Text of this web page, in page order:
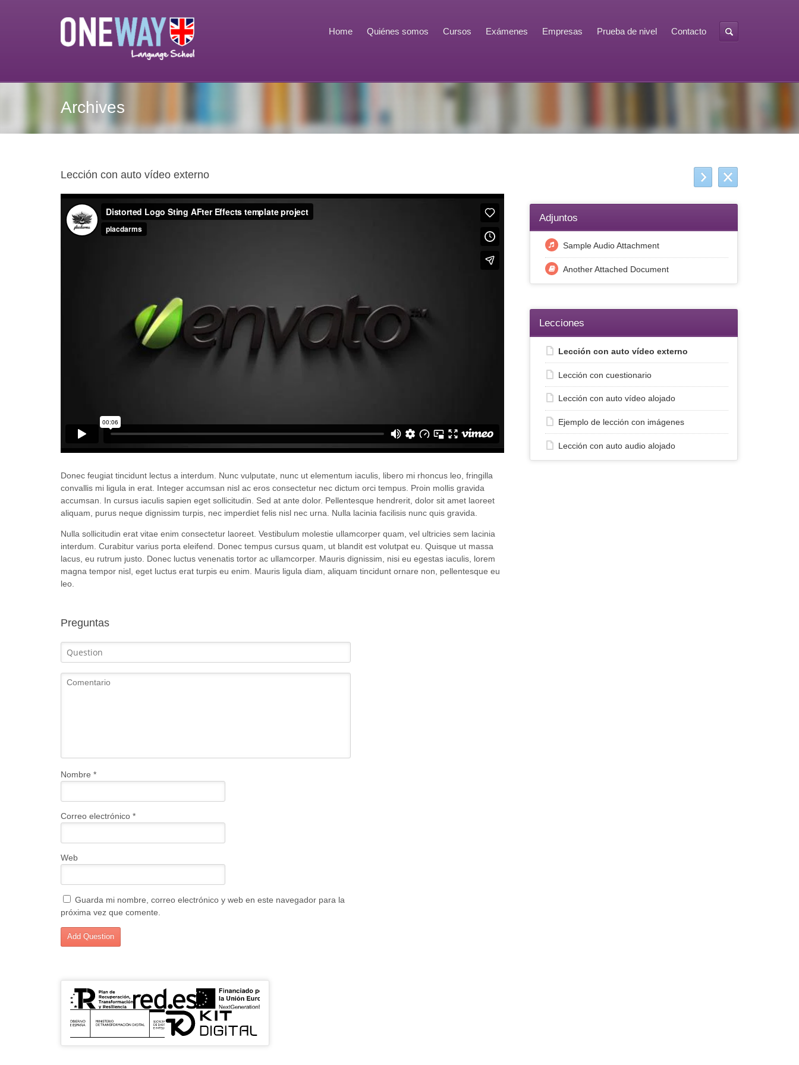
Home Quiénes somos Cursos Exámenes Empresas Prueba de nivel Contacto
Archives
Lección con auto vídeo externo
Donec feugiat tincidunt lectus a interdum. Nunc vulputate, nunc ut elementum iaculis, libero mi rhoncus leo, fringilla
convallis mi ligula in erat. Integer accumsan nisl ac eros consectetur nec dictum orci tempus. Proin mollis gravida
accumsan. In cursus iaculis sapien eget sollicitudin. Sed at ante dolor. Pellentesque hendrerit, dolor sit amet laoreet
aliquam, purus neque dignissim turpis, nec imperdiet felis nisl nec urna. Nulla lacinia facilisis nunc quis gravida.
Nulla sollicitudin erat vitae enim consectetur laoreet. Vestibulum molestie ullamcorper quam, vel ultricies sem lacinia
interdum. Curabitur varius porta eleifend. Donec tempus cursus quam, ut blandit est volutpat eu. Quisque ut massa
lacus, eu rutrum justo. Donec luctus venenatis tortor ac ullamcorper. Mauris dignissim, nisi eu egestas iaculis, lorem
magna tempor nisl, eget luctus erat turpis eu enim. Mauris ligula diam, aliquam tincidunt ornare non, pellentesque eu
leo.
Preguntas
Nombre *
Correo electrónico *
Web
Guarda mi nombre, correo electrónico y web en este navegador para la
próxima vez que comente.
Adjuntos
Sample Audio Attachment
Another Attached Document
Lecciones
Lección con auto vídeo externo
Lección con cuestionario
Lección con auto vídeo alojado
Ejemplo de lección con imágenes
Lección con auto audio alojado